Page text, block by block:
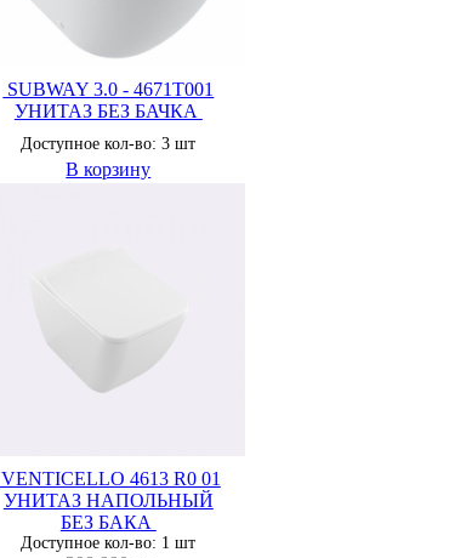
SUBWAY 3.0 - 4671T001
УНИТАЗ БЕЗ БАЧКА
Доступное кол-во: 3 шт
В корзину
VENTICELLO 4613 R0 01
УНИТАЗ НАПОЛЬНЫЙ
БЕЗ БАКА
Доступное кол-во: 1 шт